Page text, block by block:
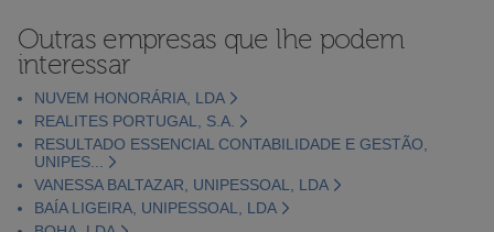
Outras empresas que lhe podem
interessar
NUVEM HONORÁRIA, LDA
REALITES PORTUGAL, S.A.
RESULTADO ESSENCIAL CONTABILIDADE E GESTÃO,
UNIPES...
VANESSA BALTAZAR, UNIPESSOAL, LDA
BAÍA LIGEIRA, UNIPESSOAL, LDA